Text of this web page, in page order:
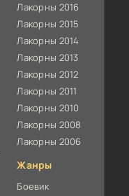
Лакорны 2016
Лакорны 2015
Лакорны 2014
Лакорны 2013
Лакорны 2012
Лакорны 2011
Лакорны 2010
Лакорны 2008
Лакорны 2006
Жанры
Боевик